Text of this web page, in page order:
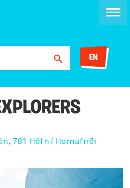
EN
781 Höfn í Hornafirði